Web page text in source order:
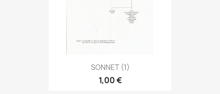
SONNET (1)
1,00 €